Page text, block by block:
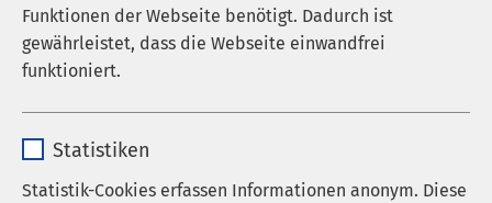
Funktionen der Webseite benötigt. Dadurch ist
gewährleistet, dass die Webseite einwandfrei
funktioniert.
Anbieter sgalinski
Statistiken
Statistik-Cookies erfassen Informationen anonym. Diese